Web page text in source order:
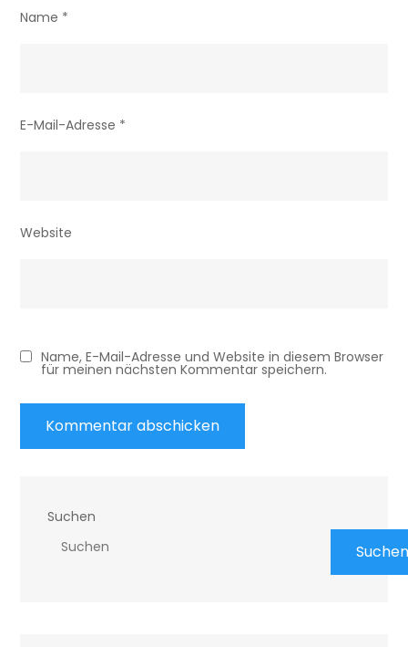
Name *
E-Mail-Adresse *
Website
Name, E-Mail-Adresse und Website in diesem Browser
für meinen nächsten Kommentar speichern.
Suchen